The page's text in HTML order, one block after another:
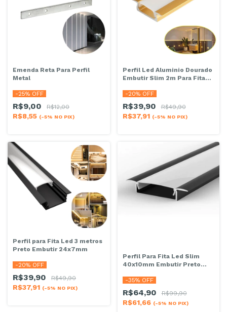
Emenda Reta Para Perfil
Metal
-25% OFF
R$9,00 R$12,00
R$8,55 (-5% NO PIX)
Perfil Led Aluminio Dourado
Embutir Slim 2m Para Fita
-20% OFF
R$39,90 R$49,90
R$37,91 (-5% NO PIX)
Perfil para Fita Led 3 metros
Preto Embutir 24x7mm
-20% OFF
R$39,90 R$49,90
R$37,91 (-5% NO PIX)
Perfil Para Fita Led Slim
40x10mm Embutir Preto
-35% OFF
R$64,90 R$99,90
R$61,66 (-5% NO PIX)